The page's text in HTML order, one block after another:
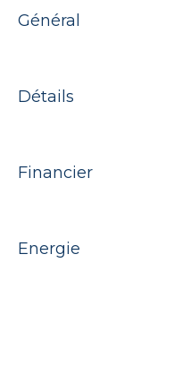
Général
Détails
Financier
Energie